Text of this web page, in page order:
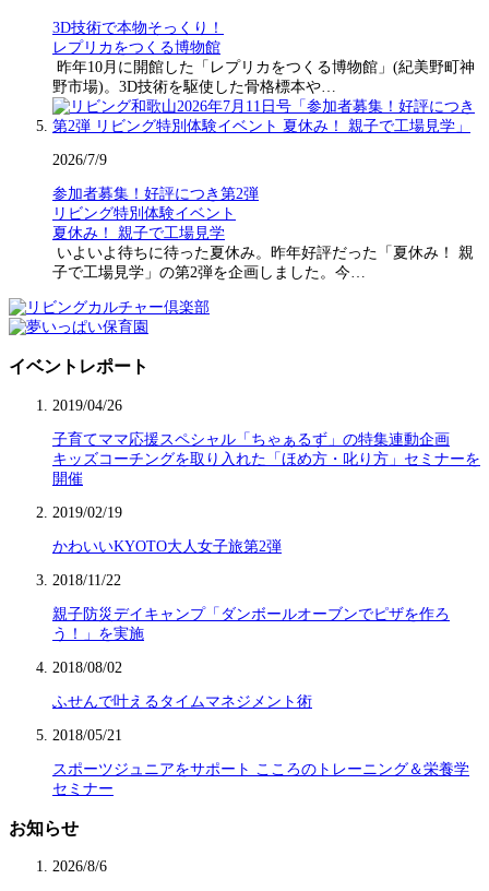
3D技術で本物そっくり！
レプリカをつくる博物館
昨年10月に開館した「レプリカをつくる博物館」(紀美野町神
野市場)。3D技術を駆使した骨格標本や…
2026/7/9
参加者募集！好評につき第2弾
リビング特別体験イベント
夏休み！ 親子で工場見学
いよいよ待ちに待った夏休み。昨年好評だった「夏休み！ 親
子で工場見学」の第2弾を企画しました。今…
イベントレポート
2019/04/26
子育てママ応援スペシャル「ちゃぁるず」の特集連動企画
キッズコーチングを取り入れた「ほめ方・叱り方」セミナーを
開催
2019/02/19
かわいいKYOTO大人女子旅第2弾
2018/11/22
親子防災デイキャンプ「ダンボールオーブンでピザを作ろ
う！」を実施
2018/08/02
ふせんで叶えるタイムマネジメント術
2018/05/21
スポーツジュニアをサポート こころのトレーニング＆栄養学
セミナー
お知らせ
2026/8/6